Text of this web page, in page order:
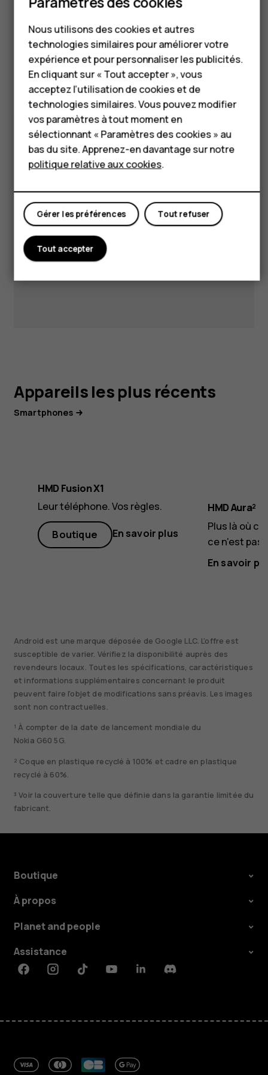
Téléphones classiques
Accessoires
HMD Terra M
Pour les entreprises
Tablettes
Boutique
Mon compte
Got questions?
Visitez notre centre
d'assistance pour
des
Assistance
Appareils les plus récents
Smartphones
HMD Fusion X1
Leur téléphone. Vos règles.
Boutique En savoir plus
HMD Aura²
Plus là où
ce n'est pas
En savoir
Android est une marque déposée de Google LLC. L'offre est
susceptible de varier. Vérifiez la disponibilité auprès des
revendeurs locaux. Toutes les spécifications, caractéristiques
et informations supplémentaires concernant le produit
peuvent faire l'objet de modifications sans préavis. Les images
sont non contractuelles.
¹ À compter de la date de lancement mondiale du
Nokia G60 5G.
² Coque en plastique recyclé à 100% et cadre en plastique
recyclé à 60%.
³ Voir la couverture telle que définie dans la garantie limitée du
fabricant.
Boutique
À propos
Planet and people
Assistance
FacebookInstagramTiktokYoutubeLinkedinDiscord
Nous utilisons des cookies et autres
technologies similaires pour améliorer votre
expérience et pour personnaliser les publicités.
En cliquant sur « Tout accepter », vous
acceptez l’utilisation de cookies et de
technologies similaires. Vous pouvez modifier
vos paramètres à tout moment en
sélectionnant « Paramètres des cookies » au
bas du site. Apprenez-en davantage sur notre
politique relative aux cookies.
Tout refuser
Gérer les préférences
Tout accepter